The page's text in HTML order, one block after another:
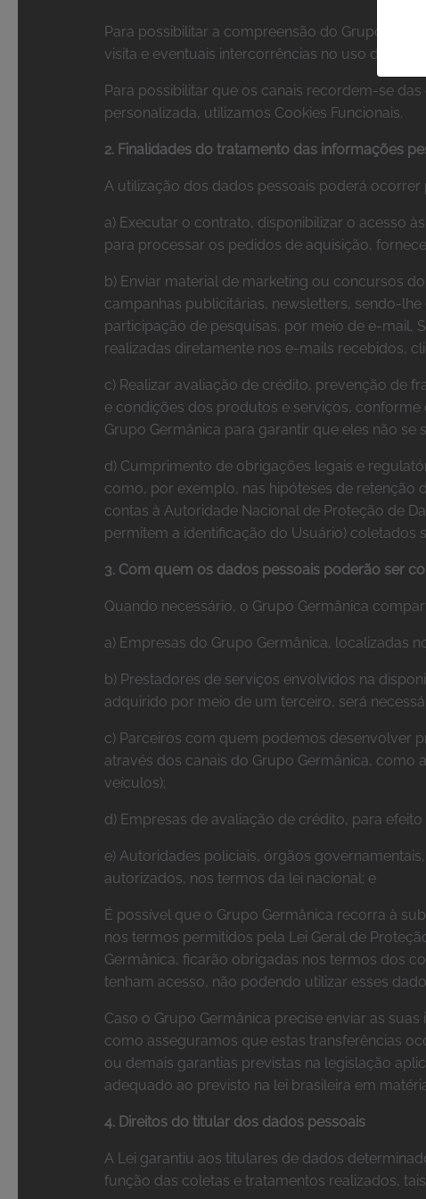
Para possibilitar a compreensão do Grupo
visita e eventuais intercorrências no uso dos
Para possibilitar que os canais recordem-se
personalizada, utilizamos Cookies Funcionais.
2. Finalidades do tratamento das informações
A utilização dos dados pessoais poderá ocorrer
a) Executar o contrato, disponibilizar o acesso
para processar os pedidos de aquisição,
b) Enviar material de marketing ou concursos
campanhas publicitárias, newsletters, sendo-
participação de pesquisas, por meio de e-mail,
realizadas diretamente nos e-mails recebidos,
c) Realizar avaliação de crédito, prevenção de
e condições dos produtos e serviços, conforme
Grupo Germânica para garantir que eles não
d) Cumprimento de obrigações legais e
como, por exemplo, nas hipóteses de retenção
contas à Autoridade Nacional de Proteção de
permitem a identificação do Usuário) coletados
3. Com quem os dados pessoais poderão ser
Quando necessário, o Grupo Germânica
a) Empresas do Grupo Germânica, localizadas
b) Prestadores de serviços envolvidos na
adquirido por meio de um terceiro, será
c) Parceiros com quem podemos desenvolver
através dos canais do Grupo Germânica,
veículos);
d) Empresas de avaliação de crédito, para
e) Autoridades policiais, órgãos
autorizados, nos termos da lei nacional; e
É possível que o Grupo Germânica recorra à
nos termos permitidos pela Lei Geral de
Germânica, ficarão obrigadas nos termos dos
tenham acesso, não podendo utilizar esses
Caso o Grupo Germânica precise enviar as
como asseguramos que estas transferências
ou demais garantias previstas na legislação
adequado ao previsto na lei brasileira em
4. Direitos do titular dos dados pessoais
A Lei garantiu aos titulares de dados
função das coletas e tratamentos realizados,